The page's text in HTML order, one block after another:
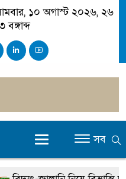
১০ অগাস্ট ২০২৬, ২৬
সব